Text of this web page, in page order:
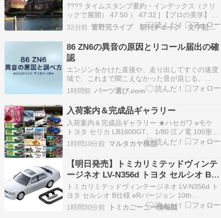
???? タイムスタンプ要約・インデックス（クリ
ックで展開） 47:50 ） 47:32 ] 【プロの美学】弘
兼憲史氏の特化戦略 / 大衆受けを捨てるビジネス
モデル 49:03 ] 【比喩対比】トヨタ・ホンダ
（ONE PIEC […]
32分前 菅野完ライブ 朝刊チェック 文字起こし
86 ZN6の異音の原因とリコール届出の確
認
エンジンをかけた直後や、走り出してすぐの速度
域で、これまで聞こえなかった音が混じる。
86（ZN6）はトヨタのクルマ情報サイトのカタロ
グ情報によると2012年4月から2021年10月まで販
売された車で、同じZN6でも製作時 […]
1時間前 パーツ選び.com
入荷案内＆完成品ギャラリー
入荷案内＆完成品ギャラリー ★ハセガワ eモケ
トヨタ セリカ LB1600GT。 1/80 江ノ電 100形。
ガッチャマン白鳥のジュン。 ★フジミ 1/24 スバ
ルWRX Sti。 ジムニー シェラ。リラックマ。1/12
CT125。 ★ベルファイン スペースダンディ。
他。 …
1時間10分前 マルタカヤ模型
【明日発売】トミカリミテッドヴィンテ
ージネオ LV-N356d トヨタ セルシオ B仕
様 eRバージョン 10th Anniversary
Edition (銀)(8/8発売)
トミカリミテッドヴィンテージネオ LV-N356d ト
ヨタ セルシオ B仕様 eRバージョン 10th
Anniversary Edition (銀)発売日:8/8DMM通販ビッ
クカメラAmazonタカラトミーモールY
1時間30分前 トミカごーごー情報館